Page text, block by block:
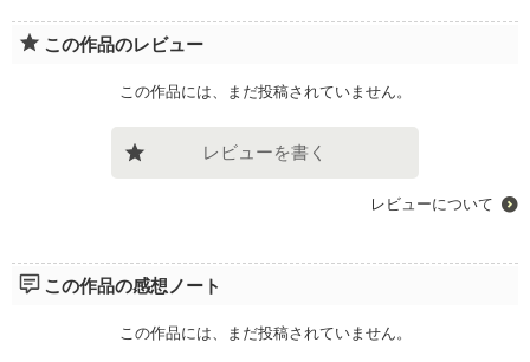
この作品のレビュー
この作品には、まだ投稿されていません。
レビューを書く
レビューについて
この作品の感想ノート
この作品には、まだ投稿されていません。